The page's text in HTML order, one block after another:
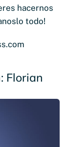
hacernos
todo!
Florian